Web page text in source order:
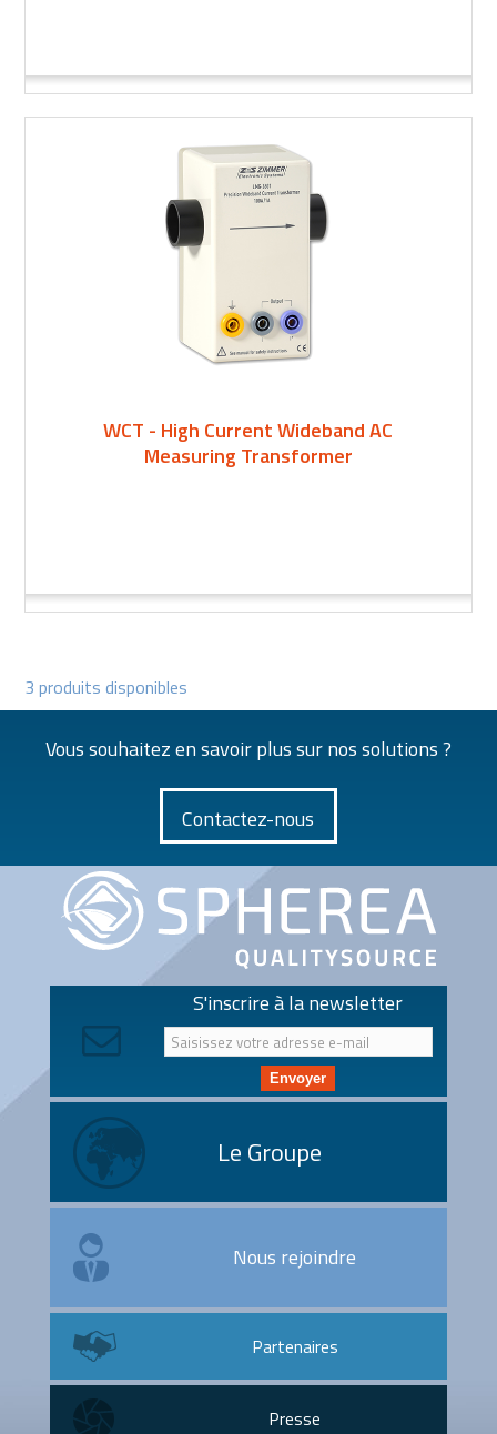
WCT - High Current Wideband AC
Measuring Transformer
3 produits disponibles
Vous souhaitez en savoir plus sur nos solutions ?
Contactez-nous
S'inscrire à la newsletter
Envoyer
Le Groupe
Nous rejoindre
Partenaires
Presse